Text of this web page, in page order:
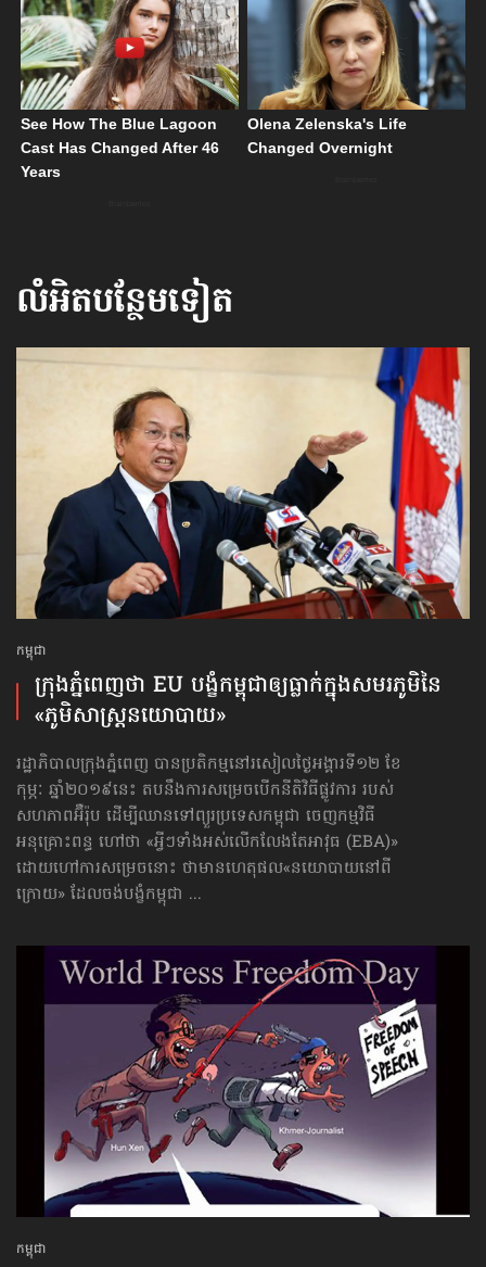
លំអិតបន្ថែមទៀត
កម្ពុជា
ក្រុងភ្នំពេញថា EU បង្ខំកម្ពុជាឲ្យធ្លាក់ក្នុងសមរភូមិនៃ​
«ភូមិសាស្ត្រនយោបាយ»
រដ្ឋាភិបាលក្រុងភ្នំពេញ បានប្រតិកម្មនៅរសៀលថ្ងៃអង្គារទី១២ ខែ
កុម្ភៈ ឆ្នាំ២០១៩នេះ តបនឹងការសម្រេចបើកនីតិវិធីផ្លូវការ របស់
សហភាពអ៊ឺរ៉ុប ដើម្បីឈានទៅព្យួរប្រទេស​កម្ពុជា ចេញកម្មវិធី
អនុគ្រោះពន្ធ ហៅថា «អ្វីៗទាំងអស់​លើកលែង​​តែអាវុធ (EBA)»
ដោយហៅការសម្រេចនោះ ថាមានហេតុផល«នយោបាយនៅពី
ក្រោយ» ដែលចង់បង្ខំកម្ពុជា ...
កម្ពុជា